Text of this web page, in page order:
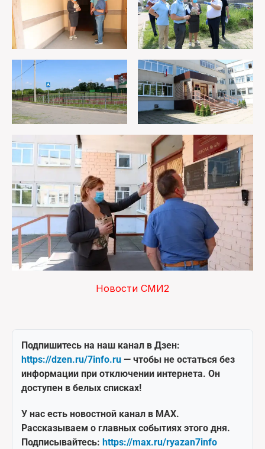
Новости СМИ2
Подпишитесь на наш канал в Дзен:
https://dzen.ru/7info.ru — чтобы не остаться без
информации при отключении интернета. Он
доступен в белых списках!
У нас есть новостной канал в MAX.
Рассказываем о главных событиях этого дня.
Подписывайтесь: https://max.ru/ryazan7info